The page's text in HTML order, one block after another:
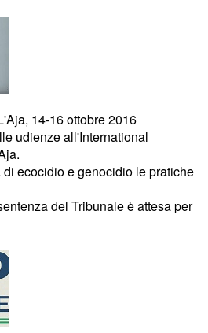
14-16 ottobre 2016
udienze all'International
di ecocidio e genocidio le pratiche
del Tribunale è attesa per